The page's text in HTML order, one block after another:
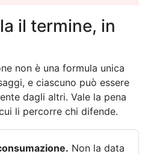
il termine, in
non è una formula unica
e ciascuno può essere
dagli altri. Vale la pena
li percorre chi difende.
Non la data